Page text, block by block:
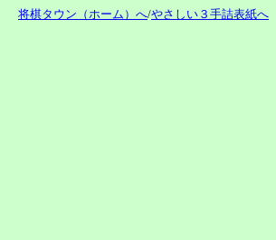
将棋タウン（ホーム）へ/やさしい３手詰表紙へ